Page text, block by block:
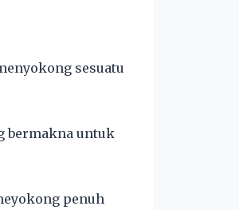
sesuatu
bermakna untuk
penuh